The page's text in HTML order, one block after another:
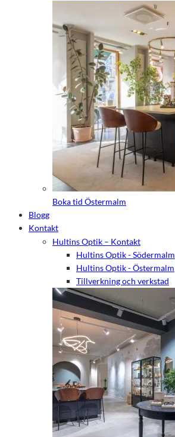
Boka tid Östermalm
Blogg
Kontakt
Hultins Optik – Kontakt
Hultins Optik - Södermalm
Hultins Optik - Östermalm
Tillverkning och verkstad